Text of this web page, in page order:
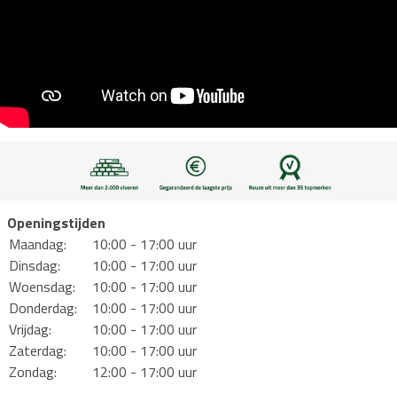
Openingstijden
Maandag:
10:00 - 17:00 uur
Dinsdag:
10:00 - 17:00 uur
Woensdag:
10:00 - 17:00 uur
Donderdag:
10:00 - 17:00 uur
Vrijdag:
10:00 - 17:00 uur
Zaterdag:
10:00 - 17:00 uur
Zondag:
12:00 - 17:00 uur